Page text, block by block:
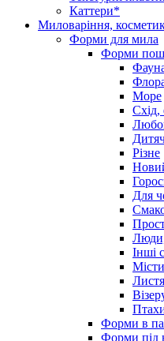
Каттери*
Миловаріння,
Форми для мила
Форми
Море
Схід,
Різне
Для
Люди,
Інші
Форми в
Форми під